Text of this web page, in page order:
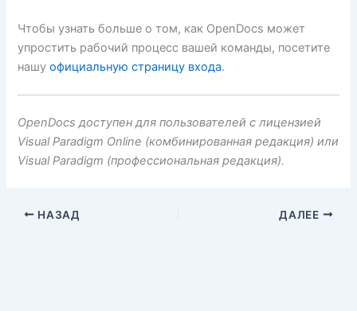
Чтобы узнать больше о том, как OpenDocs может
упростить рабочий процесс вашей команды, посетите
нашуофициальную страницу входа.
OpenDocs доступен для пользователей с лицензией
Visual Paradigm Online (комбинированная редакция) или
Visual Paradigm (профессиональная редакция).
НАЗАД ДАЛЕЕ